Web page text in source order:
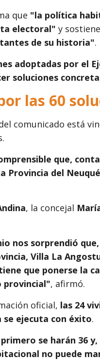
que "la política
electoral" y
de su historia".
adoptadas por el
soluciones
las 60
comunicado está
que,
Provincia del
, la concejal
nos sorprendió
Villa La
que ponerse la
provincial", afirmó.
oficial, las 24
ejecuta con éxito.
se harán 36
no puede